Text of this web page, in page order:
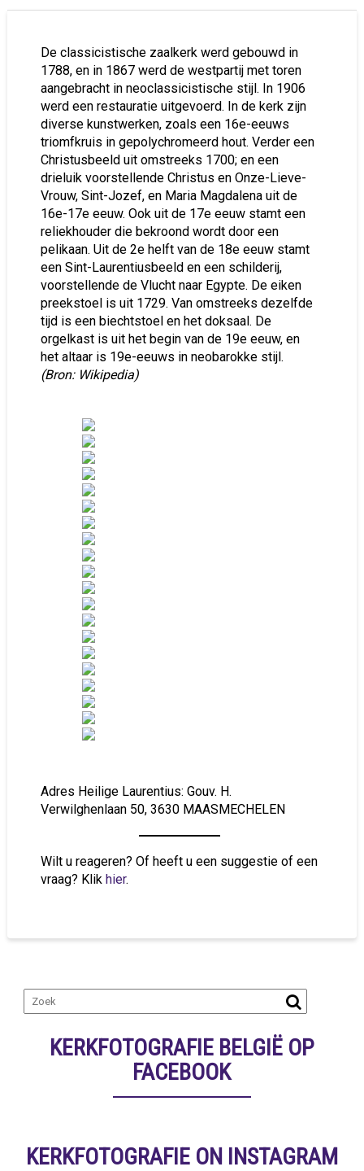
De classicistische zaalkerk werd gebouwd in
1788, en in 1867 werd de westpartij met toren
aangebracht in neoclassicistische stijl. In 1906
werd een restauratie uitgevoerd. In de kerk zijn
diverse kunstwerken, zoals een 16e-eeuws
triomfkruis in gepolychromeerd hout. Verder een
Christusbeeld uit omstreeks 1700; en een
drieluik voorstellende Christus en Onze-Lieve-
Vrouw, Sint-Jozef, en Maria Magdalena uit de
16e-17e eeuw. Ook uit de 17e eeuw stamt een
reliekhouder die bekroond wordt door een
pelikaan. Uit de 2e helft van de 18e eeuw stamt
een Sint-Laurentiusbeeld en een schilderij,
voorstellende de Vlucht naar Egypte. De eiken
preekstoel is uit 1729. Van omstreeks dezelfde
tijd is een biechtstoel en het doksaal. De
orgelkast is uit het begin van de 19e eeuw, en
het altaar is 19e-eeuws in neobarokke stijl.
(Bron: Wikipedia)
Adres Heilige Laurentius: Gouv. H.
Verwilghenlaan 50, 3630 MAASMECHELEN
Wilt u reageren? Of heeft u een suggestie of een
vraag? Klik hier.
KERKFOTOGRAFIE BELGIË OP
FACEBOOK
KERKFOTOGRAFIE ON INSTAGRAM